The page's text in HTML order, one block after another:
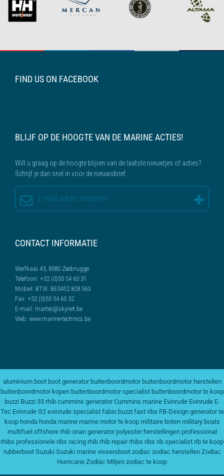
FIND US ON FACEBOOK
BLIJF OP DE HOOGTE VAN DE MARINE ACTIES!
Wilt u graag op de hoogte blijven van de laatste nieuwtjes of acties?
Schrijf je dan snel in voor de nieuwsbrief.
CONTACT INFORMATIE
Werfkaai 43, 8380 Zeebrugge
Telefoon: +32 (0)50 54 60 31
Mobiel: BTW: BE0452.828.563
Fax: +32 (0)50 54 60 32
E-mail: martec@skynet.be
Web: www.marine-technics.be
aluminium boot boot generator buitenboordmotor buitenboordmotor herstellen
buitenboordmotor kopen buitenboordmotor specialist buitenboordmotor te koop
buzzi Buzzi 33 rhib cummins generator Cummins marine Evinrude Evinrude E-
Tec Evinrude G2 evinrude specialist fabio buzzi fast ribs FB-Design generator te
koop honda honda marine marine motor te koop militaire boten military boats
multifuel offshore rhib onan generator polyester herstellingen professional
rhibs professionele ribs racing rhib rhib repair rhibs ribs rib specialist rib te koop
rubberboot Suzuki Suzuki marine vissersboot zodiac zodiac herstellen Zodiac
Hurricane Zodiac Milpro zodiac te koop